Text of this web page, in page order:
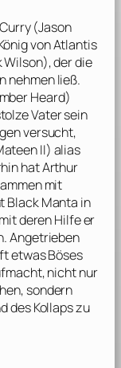
(Jason
von Atlantis
Wilson), der die
nehmen ließ.
Heard)
Vater sein
versucht,
II) alias
hat Arthur
mit
Black Manta in
deren Hilfe er
Angetrieben
etwas Böses
nicht nur
sondern
des Kollaps zu